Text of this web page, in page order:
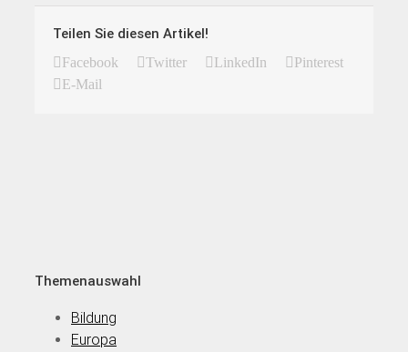
Teilen Sie diesen Artikel!
Facebook Twitter LinkedIn
Pinterest
E-Mail
Themenauswahl
Bildung
Europa